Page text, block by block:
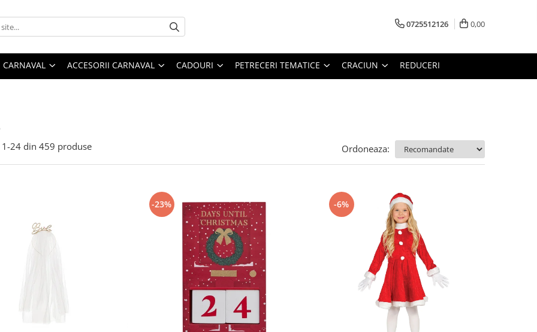
0725512126 0,00
ACCESORII CARNAVAL CADOURI PETRECERI TEMATICE CRACIUN REDUCERI
1-24 din 459 produse Ordoneaza:
-23% -6%